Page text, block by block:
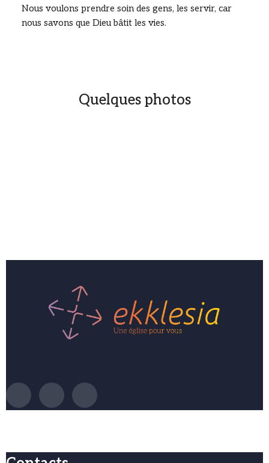
Nous voulons prendre soin des gens, les servir, car
nous savons que Dieu bâtit les vies.
Quelques photos